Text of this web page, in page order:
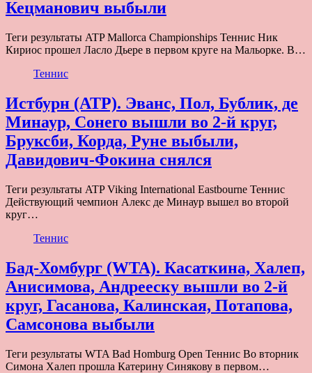
Кецманович выбыли
Теги результаты ATP Mallorca Championships Теннис Ник
Кириос прошел Ласло Дьере в первом круге на Мальорке. В…
Теннис
Истбурн (ATP). Эванс, Пол, Бублик, де
Минаур, Сонего вышли во 2-й круг,
Бруксби, Корда, Руне выбыли,
Давидович-Фокина снялся
Теги результаты ATP Viking International Eastbourne Теннис
Действующий чемпион Алекс де Минаур вышел во второй
круг…
Теннис
Бад-Хомбург (WTA). Касаткина, Халеп,
Анисимова, Андрееску вышли во 2-й
круг, Гасанова, Калинская, Потапова,
Самсонова выбыли
Теги результаты WTA Bad Homburg Open Теннис Во вторник
Симона Халеп прошла Катерину Синякову в первом…